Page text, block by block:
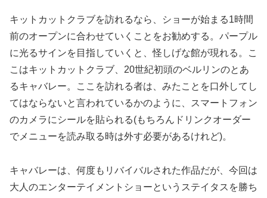
キットカットクラブを訪れるなら、ショーが始まる1時間
前のオープンに合わせていくことをお勧めする。パープル
に光るサインを目指していくと、怪しげな館が現れる。こ
こはキットカットクラブ、20世紀初頭のベルリンのとあ
るキャバレー。ここを訪れる者は、みたことを口外してし
てはならないと言われているかのように、スマートフォン
のカメラにシールを貼られる(もちろんドリンクオーダー
でメニューを読み取る時は外す必要があるけれど)。
キャバレーは、何度もリバイバルされた作品だが、今回は
大人のエンターテイメントショーというステイタスを勝ち